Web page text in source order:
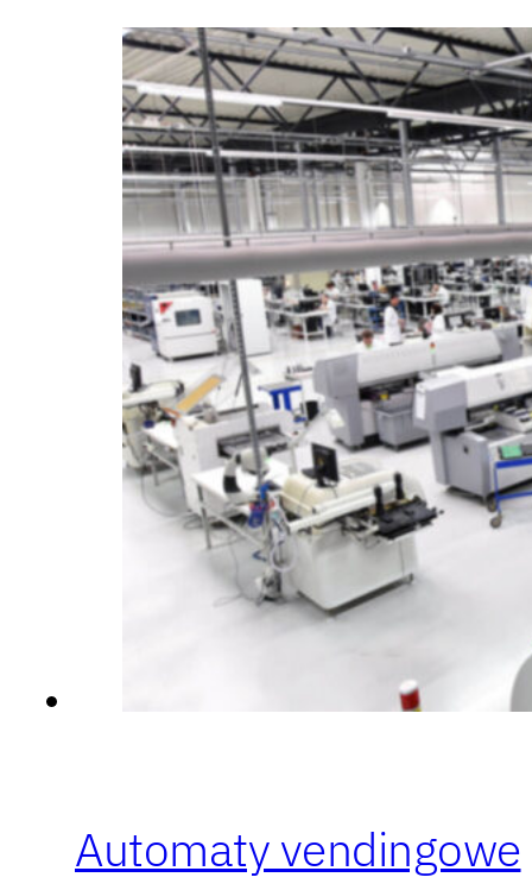
Automaty vendingowe